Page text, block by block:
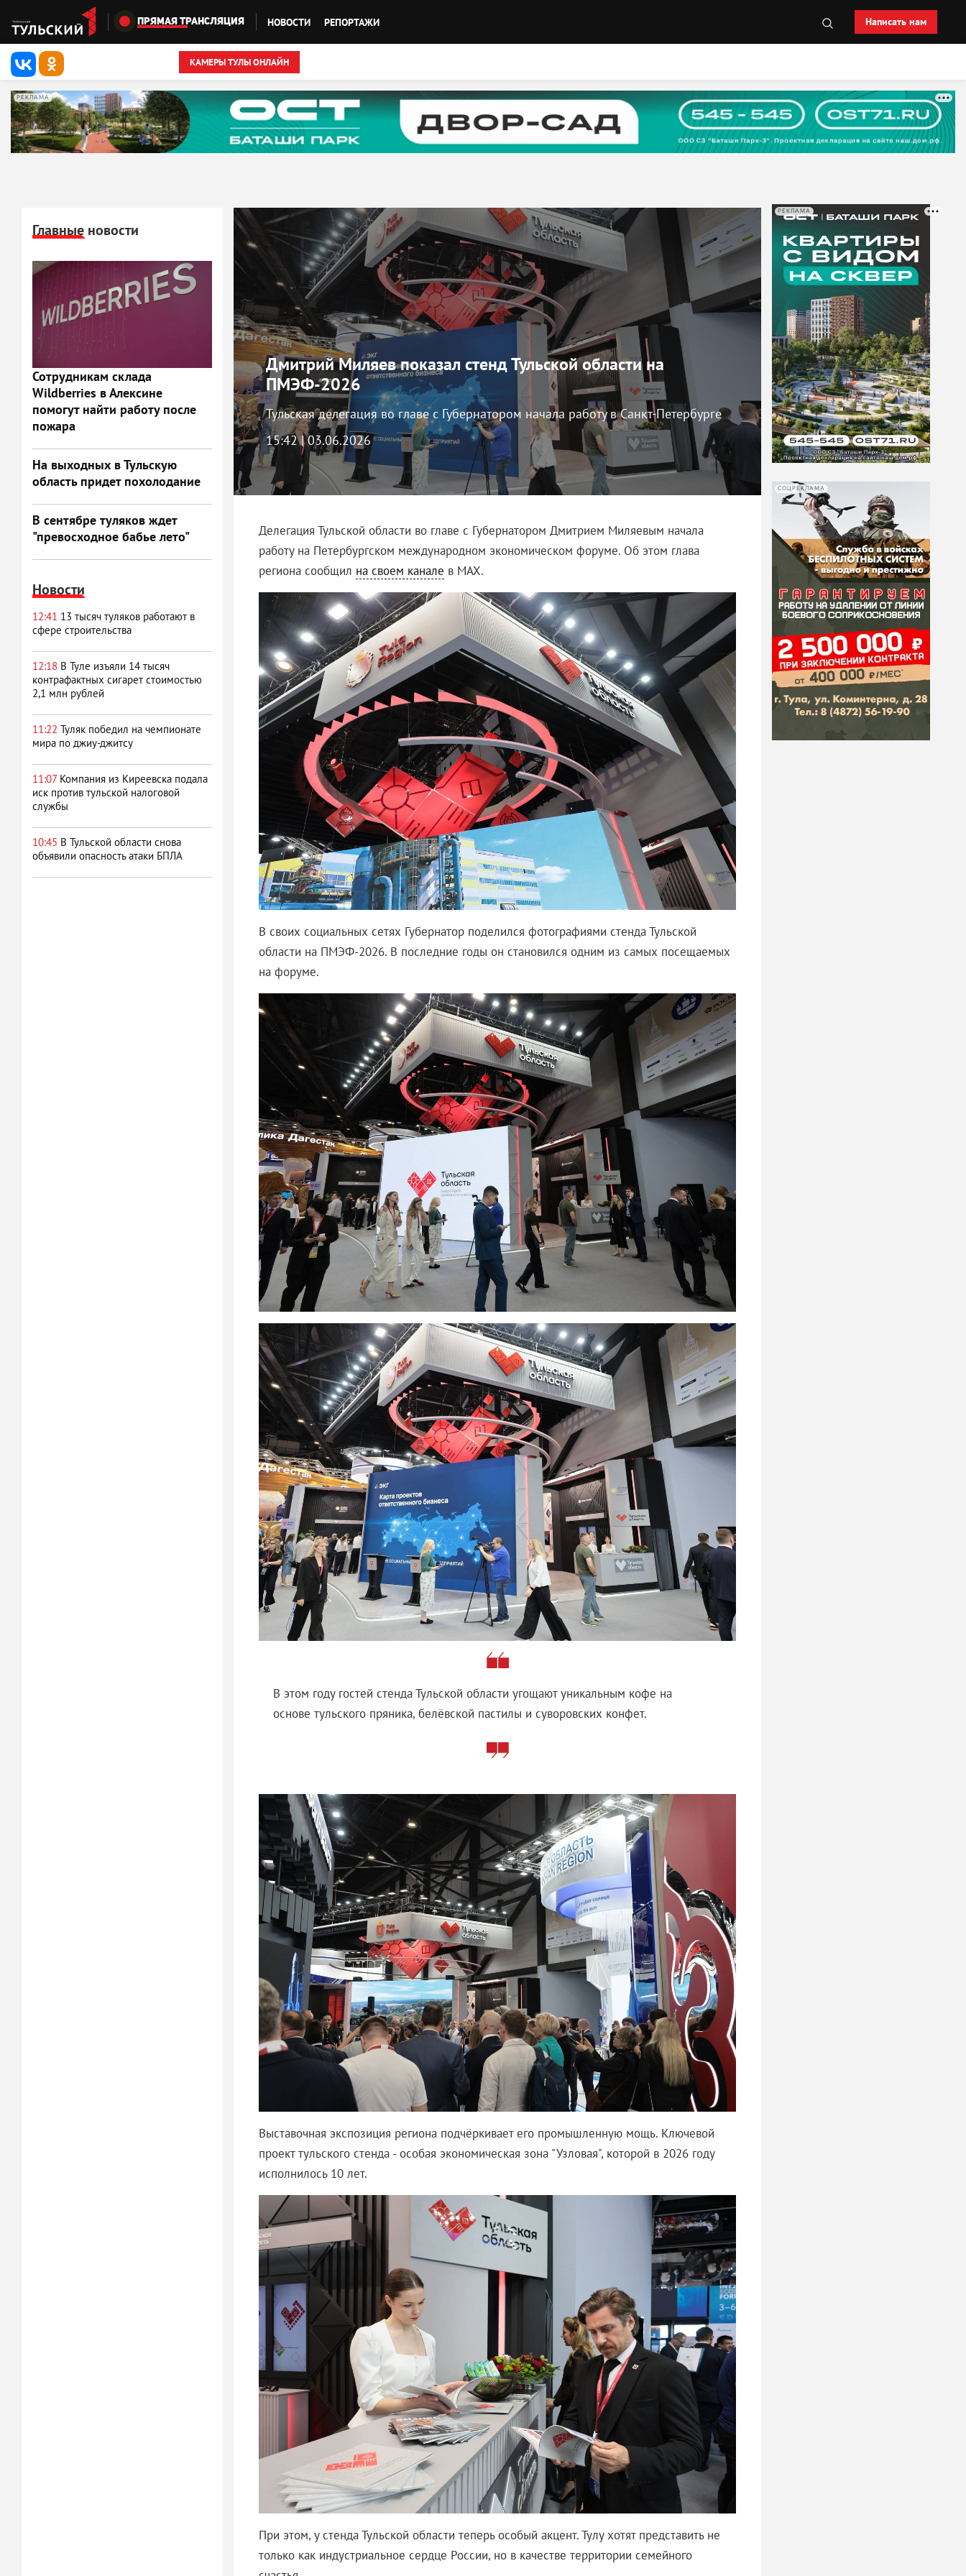
Перейти к основному содержанию
ПРЯМАЯ ТРАНСЛЯЦИЯ НОВОСТИ РЕПОРТАЖИ Написать нам
КАМЕРЫ ТУЛЫ ОНЛАЙН
РЕКЛАМА
Главные новости
Сотрудникам склада
Wildberries в Алексине
помогут найти работу после
пожара
На выходных в Тульскую
область придет похолодание
В сентябре туляков ждет
"превосходное бабье лето"
Новости
12:41 13 тысяч туляков работают в
сфере строительства
12:18 В Туле изъяли 14 тысяч
контрафактных сигарет стоимостью
2,1 млн рублей
11:22 Туляк победил на чемпионате
мира по джиу‑джитсу
11:07 Компания из Киреевска подала
иск против тульской налоговой
службы
10:45 В Тульской области снова
объявили опасность атаки БПЛА
Дмитрий Миляев показал стенд Тульской области на
ПМЭФ-2026
Тульская делегация во главе с Губернатором начала работу в Санкт-Петербурге
15:42 | 03.06.2026
Делегация Тульской области во главе с Губернатором Дмитрием Миляевым начала
работу на Петербургском международном экономическом форуме. Об этом глава
региона сообщил на своем канале в MAX.
В своих социальных сетях Губернатор поделился фотографиями стенда Тульской
области на ПМЭФ-2026. В последние годы он становился одним из самых посещаемых
на форуме.
В этом году гостей стенда Тульской области угощают уникальным кофе на
основе тульского пряника, белёвской пастилы и суворовских конфет.
Выставочная экспозиция региона подчёркивает его промышленную мощь. Ключевой
проект тульского стенда - особая экономическая зона "Узловая", которой в 2026 году
исполнилось 10 лет.
При этом, у стенда Тульской области теперь особый акцент. Тулу хотят представить не
только как индустриальное сердце России, но в качестве территории семейного
РЕКЛАМА
СОЦРЕКЛАМА